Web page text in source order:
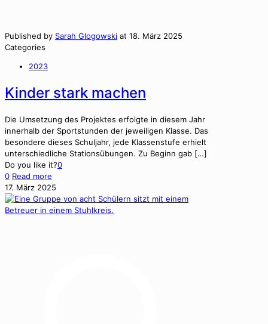
Published by Sarah Glogowski at 18. März 2025
Categories
2023
Kinder stark machen
Die Umset­zung des Pro­jek­tes erfol­gte in diesem Jahr
inner­halb der Sport­stun­den der jew­eili­gen Klasse. Das
beson­dere dieses Schul­jahr, jede Klassen­stufe erhielt
unter­schiedliche Sta­tion­sübun­gen. Zu Beginn gab […]
Do you like it?0
0 Read more
17. März 2025